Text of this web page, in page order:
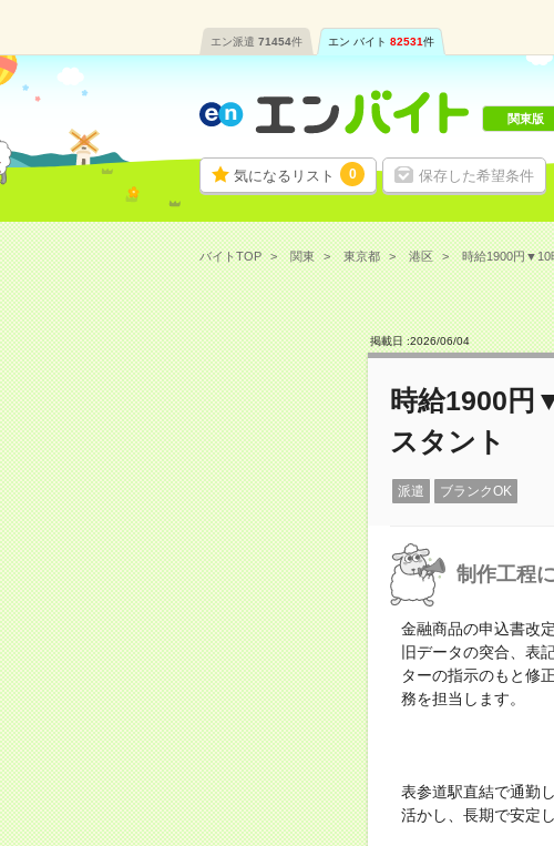
エン派遣 71454件 エン バイト 82531件
気になるリスト 0 保存した希望条件
関東版
バイトTOP 関東 東京都 港区 時給1900円▼10
掲載日 :2026/06/04
時給1900円
スタント
派遣 ブランクOK
制作工程
金融商品の申込書改
旧データの突合、表
ターの指示のもと修
務を担当します。
表参道駅直結で通勤
活かし、長期で安定